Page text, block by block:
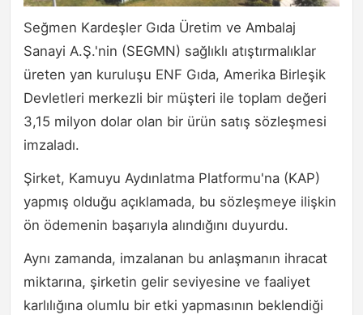
Seğmen Kardeşler Gıda Üretim ve Ambalaj
Sanayi A.Ş.'nin (SEGMN) sağlıklı atıştırmalıklar
üreten yan kuruluşu ENF Gıda, Amerika Birleşik
Devletleri merkezli bir müşteri ile toplam değeri
3,15 milyon dolar olan bir ürün satış sözleşmesi
imzaladı.
Şirket, Kamuyu Aydınlatma Platformu'na (KAP)
yapmış olduğu açıklamada, bu sözleşmeye ilişkin
ön ödemenin başarıyla alındığını duyurdu.
Aynı zamanda, imzalanan bu anlaşmanın ihracat
miktarına, şirketin gelir seviyesine ve faaliyet
karlılığına olumlu bir etki yapmasının beklendiği